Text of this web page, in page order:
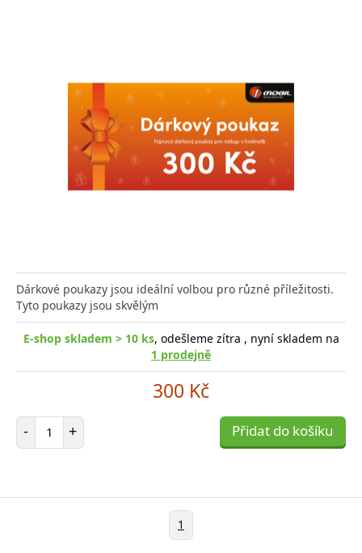
Dárkové poukazy jsou ideální volbou pro různé příležitosti.
Tyto poukazy jsou skvělým
E-shop skladem > 10 ks, odešleme zítra , nyní skladem na
1 prodejně
300 Kč
- Počet položek
+ Přidat do košíku
1